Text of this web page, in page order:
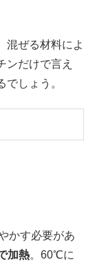
混ぜる材料によ
ンだけで言え
しょう。
かす必要があ
加熱。60℃に